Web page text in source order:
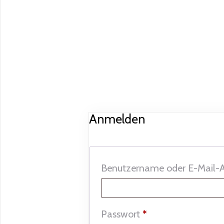
Anmelden
Benutzername oder E-Mail-
Passwort *